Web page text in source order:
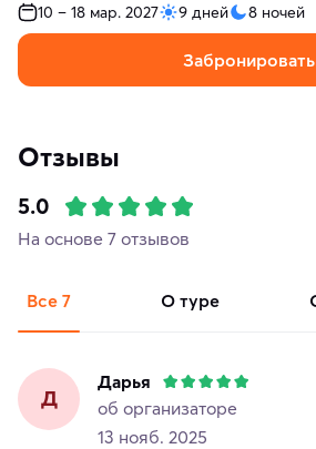
10 – 18 мар. 2027 9 дней 8 ночей
Забронировать
Отзывы
5.0
На основе 7 отзывов
Все 7 о туре
Д
Дарья
об организаторе
13 нояб. 2025